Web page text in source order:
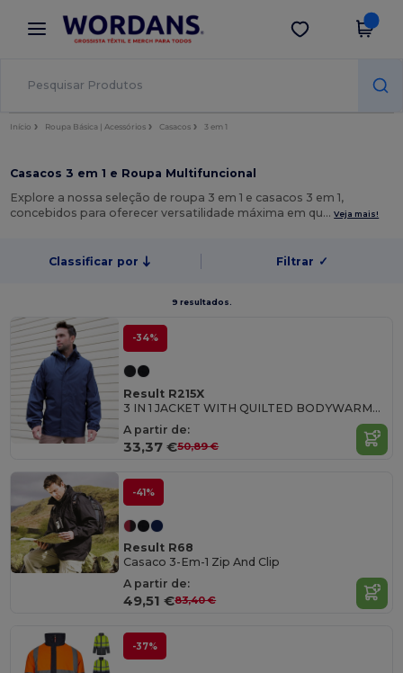
× App Wordans
Melhores preços na app!
Obter app
Início Roupa Básica | Acessórios Casacos 3 em 1
Casacos 3 em 1 e Roupa Multifuncional
Explore a nossa seleção de roupa 3 em 1 e casacos 3 em 1,
concebidos para oferecer versatilidade máxima em qu…Veja mais!
Classificar por Filtrar ✓
9 resultados.
-34%
Result R215X
3 IN 1 JACKET WITH QUILTED BODYWARMER
A partir de:
33,37 €50,89 €
-41%
Result R68
Casaco 3-Em-1 Zip And Clip
A partir de:
49,51 €83,40 €
-37%